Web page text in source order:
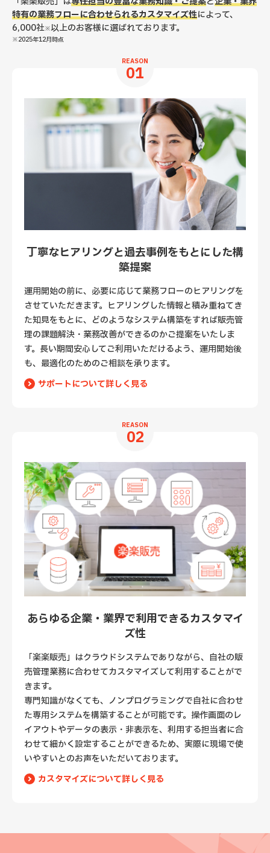
特有の業務フローに合わせられるカスタマイズ性によって、
6,000社※以上のお客様に選ばれております。
※2025年12月時点
REASON
01
丁寧なヒアリングと過去事例をもとにした構
築提案
運用開始の前に、必要に応じて業務フローのヒアリングを
させていただきます。ヒアリングした情報と積み重ねてき
た知見をもとに、どのようなシステム構築をすれば販売管
理の課題解決・業務改善ができるのかご提案をいたしま
す。長い期間安心してご利用いただけるよう、運用開始後
も、最適化のためのご相談を承ります。
サポートについて詳しく見る
REASON
02
あらゆる企業・業界で利用できるカスタマイ
ズ性
「楽楽販売」はクラウドシステムでありながら、自社の販
売管理業務に合わせてカスタマイズして利用することがで
きます。
専門知識がなくても、ノンプログラミングで自社に合わせ
た専用システムを構築することが可能です。操作画面のレ
イアウトやデータの表示・非表示を、利用する担当者に合
わせて細かく設定することができるため、実際に現場で使
いやすいとのお声をいただいております。
カスタマイズについて詳しく見る